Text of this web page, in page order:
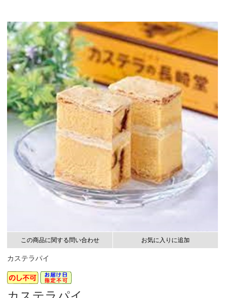
この商品に関する問い合わせ お気に入りに追加
カステラパイ